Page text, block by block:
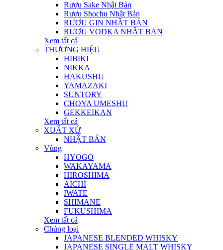
Rượu Sake Nhật Bản
Rượu Shochu Nhật Bản
RƯỢU GIN NHẬT BẢN
RƯỢU VODKA NHẬT BẢN
Xem tất cả
THƯƠNG HIỆU
HIBIKI
NIKKA
HAKUSHU
YAMAZAKI
SUNTORY
CHOYA UMESHU
GEKKEIKAN
Xem tất cả
XUẤT XỨ
NHẬT BẢN
Vùng
HYOGO
WAKAYAMA
HIROSHIMA
AICHI
IWATE
SHIMANE
FUKUSHIMA
Xem tất cả
Chủng loại
JAPANESE BLENDED WHISKY
JAPANESE SINGLE MALT WHISKY